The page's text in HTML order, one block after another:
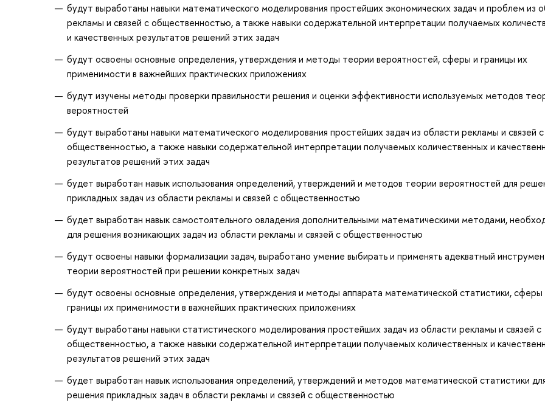
будут выработаны навыки математического моделирования простейших экономических задач и проблем из
рекламы и связей с общественностью, а также навыки содержательной интерпретации получаемых
и качественных результатов решений этих задач
будут освоены основные определения, утверждения и методы теории вероятностей, сферы и границы их
применимости в важнейших практических приложениях
будут изучены методы проверки правильности решения и оценки эффективности используемых методов
вероятностей
будут выработаны навыки математического моделирования простейших задач из области рекламы и связей с
общественностью, а также навыки содержательной интерпретации получаемых количественных и
результатов решений этих задач
будет выработан навык использования определений, утверждений и методов теории вероятностей для
прикладных задач из области рекламы и связей с общественностью
будет выработан навык самостоятельного овладения дополнительными математическими методами,
для решения возникающих задач из области рекламы и связей с общественностью
будут освоены навыки формализации задач, выработано умение выбирать и применять адекватный
теории вероятностей при решении конкретных задач
будут освоены основные определения, утверждения и методы аппарата математической статистики, сферы
границы их применимости в важнейших практических приложениях
будут выработаны навыки статистического моделирования простейших задач из области рекламы и связей с
общественностью, а также навыки содержательной интерпретации получаемых количественных и
результатов решений этих задач
будет выработан навык использования определений, утверждений и методов математической статистики
решения прикладных задач в области рекламы и связей с общественностью